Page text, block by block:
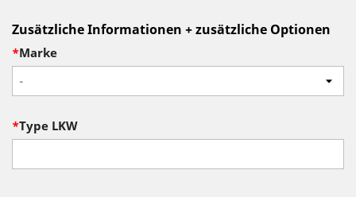
Zusätzliche Informationen + zusätzliche Optionen
*Marke
-
*Type LKW